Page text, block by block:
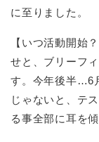
に至りました。
【いつ活動開始
せと、ブリーフ
す。今年後半…6
じゃないと、テ
る事全部に耳を傾